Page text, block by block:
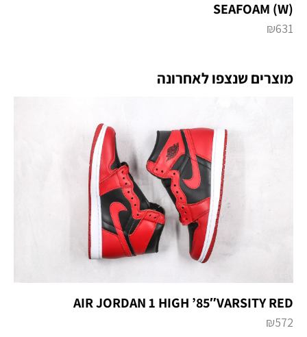
SEAFOAM (W)
₪631
מוצרים שנצפו לאחרונה
AIR JORDAN 1 HIGH ’85″VARSITY RED
₪572